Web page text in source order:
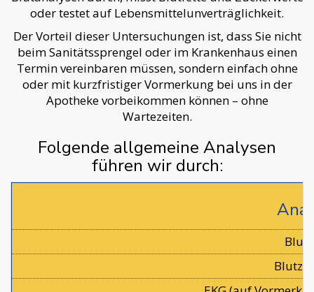
oder testet auf Lebensmittelunverträglichkeit.
Der Vorteil dieser Untersuchungen ist, dass Sie nicht
beim Sanitätssprengel oder im Krankenhaus einen
Termin vereinbaren müssen, sondern einfach ohne
oder mit kurzfristiger Vormerkung bei uns in der
Apotheke vorbeikommen können – ohne
Wartezeiten.
Folgende allgemeine Analysen
führen wir durch: